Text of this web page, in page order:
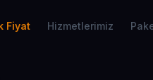
Fiyat Hizmetlerimiz